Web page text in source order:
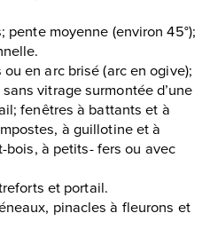
moyenne (environ 45°);
en arc brisé (arc en ogive);
vitrage surmontée d’une
fenêtres à battants et à
à guillotine et à
à petits- fers ou avec
et portail.
pinacles à fleurons et